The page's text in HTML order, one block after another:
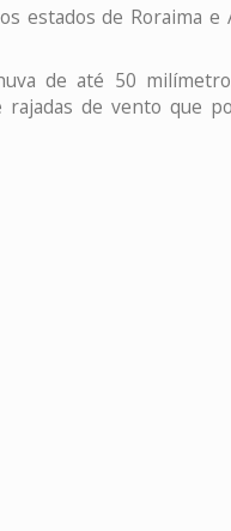
estados de Roraima e
de até 50
de vento que